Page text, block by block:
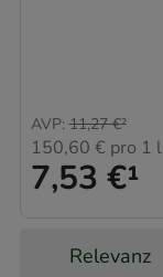
7,53 €¹
AVP: 11,27 €²
150,60 € pro 1 l